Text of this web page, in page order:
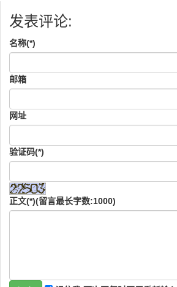
发表评论:
名称(*)
邮箱
网址
验证码(*)
正文(*)(留言最长字数:1000)